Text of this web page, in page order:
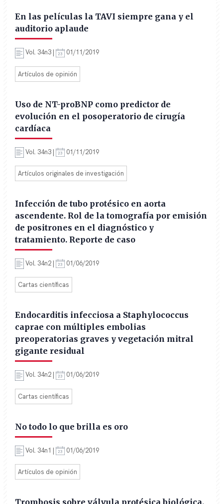
En las películas la TAVI siempre gana y el
auditorio aplaude
Vol. 34n3 | 01/11/2019
Artículos de opinión
Uso de NT-proBNP como predictor de
evolución en el posoperatorio de cirugía
cardíaca
Vol. 34n3 | 01/11/2019
Artículos originales de investigación
Infección de tubo protésico en aorta
ascendente. Rol de la tomografía por emisión
de positrones en el diagnóstico y
tratamiento. Reporte de caso
Vol. 34n2 | 01/06/2019
Cartas científicas
Endocarditis infecciosa a Staphylococcus
caprae con múltiples embolias
preoperatorias graves y vegetación mitral
gigante residual
Vol. 34n2 | 01/06/2019
Cartas científicas
No todo lo que brilla es oro
Vol. 34n1 | 01/06/2019
Artículos de opinión
Trombosis sobre válvula protésica biológica.